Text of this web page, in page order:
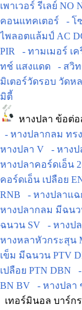
เพาเวอร์ รีเลย์ NO
คอนแทคเตอร์
- โ
ไพลอตแล้มป์ AC
PIR
- ทามเมอร์ เค
ทช์ แสงแดด
- สวิ
มิเตอร์วัดรอบ วัดห
มิตี้
หางปลา ข้อต่อ
- หางปลากลม ทร
หางปลา V
- หางป
หางปลาคอร์ดเอ็น 2
คอร์ดเอ็น เปลือย
RNB
- หางปลาแฉ
หางปลากลม มีฉนว
ฉนวน SV
- หางป
หางหลาหัวกระสุน
เข็ม มีฉนวน PTV
เปลือย PTN DBN
BN BV
- หางปลา
เทอร์มินอล บาร์ก